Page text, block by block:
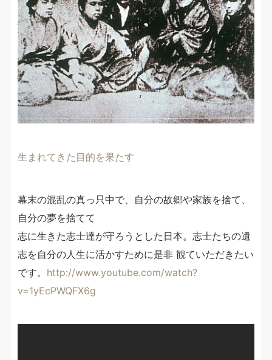
生まれてきた目的を果たす
幕末の混乱の真っ只中で、自分の故郷や家族を捨て、
自分の夢を捨てて
志に生きた志士達が守ろうとした日本。志士たちの遺
志を自分の人生に活かすために是非 観ていただきたい
です。 http://www.youtube.com/watch?
v=1yEcPWQFX6g